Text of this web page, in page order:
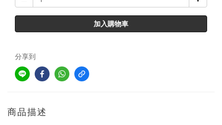
加入購物車
分享到
商品描述